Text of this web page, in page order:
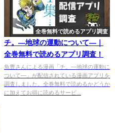
全巻無料で読めるアプリ調査
チ。―地球の運動について―｜
全巻無料で読めるアプリ調査！
魚豊さんによる漫画「チ。―地球の運動に
ついて―」が配信されている漫画アプリを
調査しました。全巻無料で読めるかどうか
に加えてお得に読めるサービ...